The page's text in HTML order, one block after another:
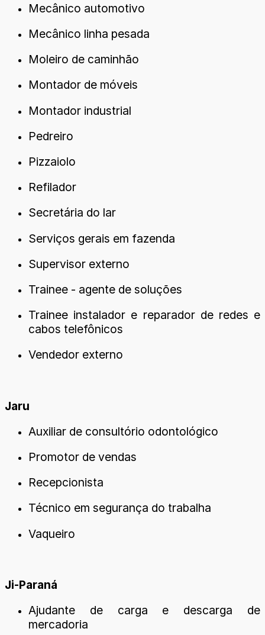
Mecânico automotivo
Mecânico linha pesada
Moleiro de caminhão
Montador de móveis
Montador industrial
Pedreiro
Pizzaiolo
Refilador
Secretária do lar
Serviços gerais em fazenda
Supervisor externo
Trainee - agente de soluções
Trainee instalador e reparador de redes e
cabos telefônicos
Vendedor externo
Jaru
Auxiliar de consultório odontológico
Promotor de vendas
Recepcionista
Técnico em segurança do trabalha
Vaqueiro
Ji-Paraná
Ajudante de carga e descarga de
mercadoria